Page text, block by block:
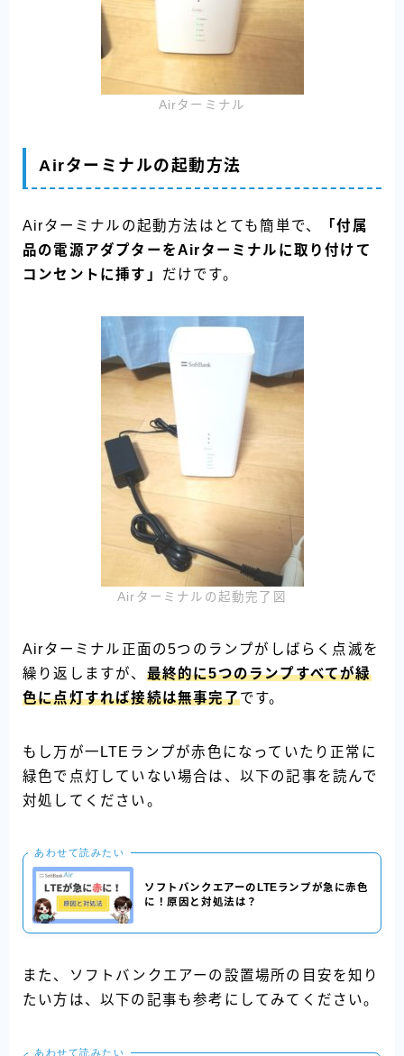
Airターミナル
Airターミナルの起動方法
Airターミナルの起動方法はとても簡単で、
「付属
品の電源アダプターをAirターミナルに取り付けて
コンセントに挿す」 だけです。
Airターミナルの起動完了図
Airターミナル正面の5つのランプがしばらく点滅を
繰り返しますが、 最終的に5つのランプすべてが緑
色に点灯すれば接続は無事完了です。
もし万が一LTEランプが赤色になっていたり正常に
緑色で点灯していない場合は、以下の記事を読んで
対処してください。
あわせて読みたい
ソフトバンクエアーのLTEランプが急に赤色
に！原因と対処法は？
また、ソフトバンクエアーの設置場所の目安を知り
たい方は、以下の記事も参考にしてみてください。
あわせて読みたい